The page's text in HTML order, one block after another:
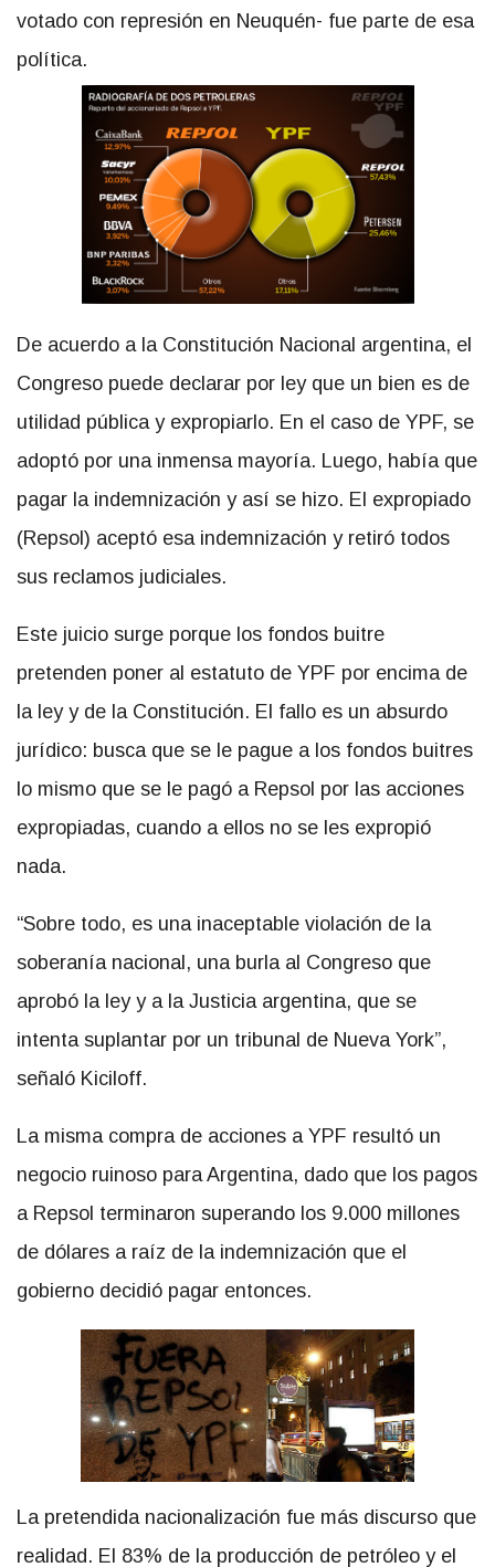
votado con represión en Neuquén- fue parte de esa
política.
De acuerdo a la Constitución Nacional argentina, el
Congreso puede declarar por ley que un bien es de
utilidad pública y expropiarlo. En el caso de YPF, se
adoptó por una inmensa mayoría. Luego, había que
pagar la indemnización y así se hizo. El expropiado
(Repsol) aceptó esa indemnización y retiró todos
sus reclamos judiciales.
Este juicio surge porque los fondos buitre
pretenden poner al estatuto de YPF por encima de
la ley y de la Constitución. El fallo es un absurdo
jurídico: busca que se le pague a los fondos buitres
lo mismo que se le pagó a Repsol por las acciones
expropiadas, cuando a ellos no se les expropió
nada.
“Sobre todo, es una inaceptable violación de la
soberanía nacional, una burla al Congreso que
aprobó la ley y a la Justicia argentina, que se
intenta suplantar por un tribunal de Nueva York”,
señaló Kiciloff.
La misma compra de acciones a YPF resultó un
negocio ruinoso para Argentina, dado que los pagos
a Repsol terminaron superando los 9.000 millones
de dólares a raíz de la indemnización que el
gobierno decidió pagar entonces.
La pretendida nacionalización fue más discurso que
realidad. El 83% de la producción de petróleo y el